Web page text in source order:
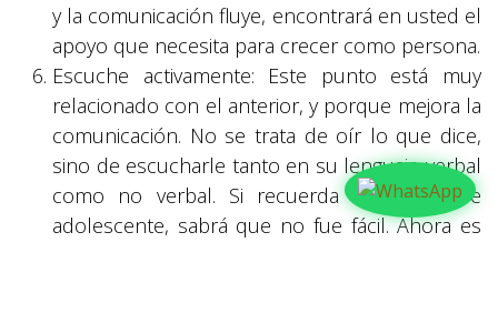
y la comunicación fluye, encontrará en usted el
apoyo que necesita para crecer como persona.
Escuche activamente: Este punto está muy
relacionado con el anterior, y porque mejora la
comunicación. No se trata de oír lo que dice,
sino de escucharle tanto en su lenguaje verbal
como no verbal. Si recuerda su época de
adolescente, sabrá que no fue fácil. Ahora es